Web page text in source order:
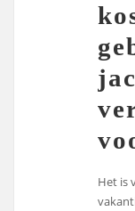
Het is